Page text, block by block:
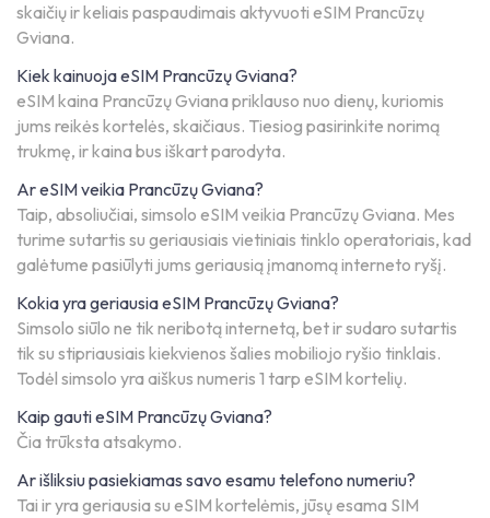
skaičių ir keliais paspaudimais aktyvuoti eSIM Prancūzų
Gviana.
Kiek kainuoja eSIM Prancūzų Gviana?
eSIM kaina Prancūzų Gviana priklauso nuo dienų, kuriomis
jums reikės kortelės, skaičiaus. Tiesiog pasirinkite norimą
trukmę, ir kaina bus iškart parodyta.
Ar eSIM veikia Prancūzų Gviana?
Taip, absoliučiai, simsolo eSIM veikia Prancūzų Gviana. Mes
turime sutartis su geriausiais vietiniais tinklo operatoriais, kad
galėtume pasiūlyti jums geriausią įmanomą interneto ryšį.
Kokia yra geriausia eSIM Prancūzų Gviana?
Simsolo siūlo ne tik neribotą internetą, bet ir sudaro sutartis
tik su stipriausiais kiekvienos šalies mobiliojo ryšio tinklais.
Todėl simsolo yra aiškus numeris 1 tarp eSIM kortelių.
Kaip gauti eSIM Prancūzų Gviana?
Čia trūksta atsakymo.
Ar išliksiu pasiekiamas savo esamu telefono numeriu?
Tai ir yra geriausia su eSIM kortelėmis, jūsų esama SIM